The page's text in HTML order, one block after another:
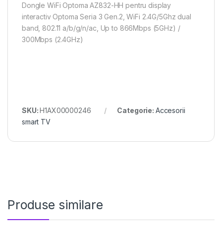
Dongle WiFi Optoma AZ832-HH pentru display
interactiv Optoma Seria 3 Gen.2, WiFi 2.4G/5Ghz dual
band, 802.11 a/b/g/n/ac, Up to 866Mbps (5GHz) /
300Mbps (2.4GHz)
SKU:H1AX00000246 Categorie: Accesorii
smart TV
Produse similare